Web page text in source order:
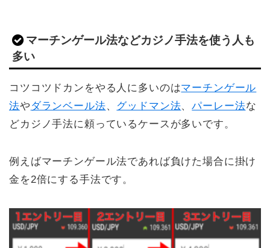
マーチンゲール法などカジノ手法を使う人も
多い
コツコツドカンをやる人に多いのはマーチンゲール
法や ダランベール法、 グッドマン法、パーレー法な
どカジノ手法に頼っているケースが多いです。
例えばマーチンゲール法であれば負けた場合に掛け
金を2倍にする手法です。